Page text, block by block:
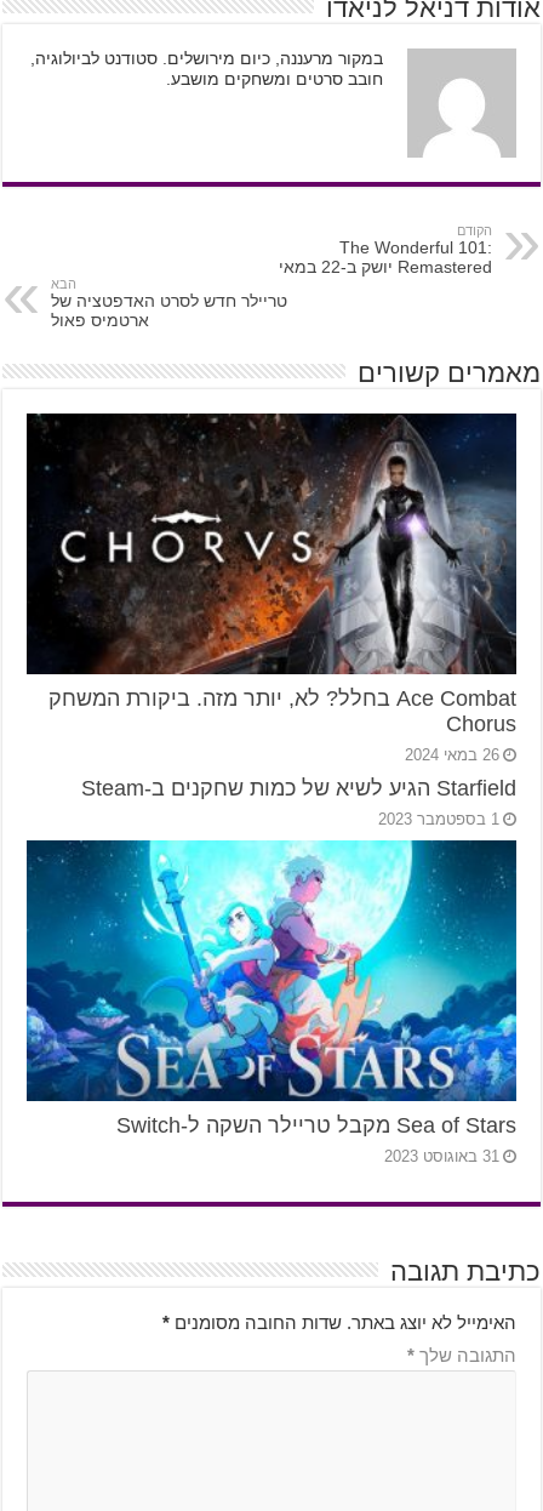
אודות דניאל לניאדו
במקור מרעננה, כיום מירושלים. סטודנט לביולוגיה,
חובב סרטים ומשחקים מושבע.
הקודם
The Wonderful 101:
Remastered יושק ב-22 במאי
הבא
טריילר חדש לסרט האדפטציה של
ארטמיס פאול
מאמרים קשורים
Ace Combat בחלל? לא, יותר מזה. ביקורת המשחק
Chorus
26 במאי 2024
Starfield הגיע לשיא של כמות שחקנים ב-Steam
1 בספטמבר 2023
Sea of Stars מקבל טריילר השקה ל-Switch
31 באוגוסט 2023
כתיבת תגובה
האימייל לא יוצג באתר. שדות החובה מסומנים *
התגובה שלך *